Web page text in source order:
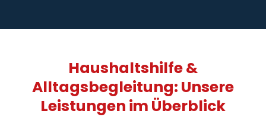
Haushaltshilfe &
Alltagsbegleitung: Unsere
Leistungen im Überblick